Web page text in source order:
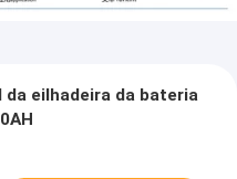
eilhadeira da bateria